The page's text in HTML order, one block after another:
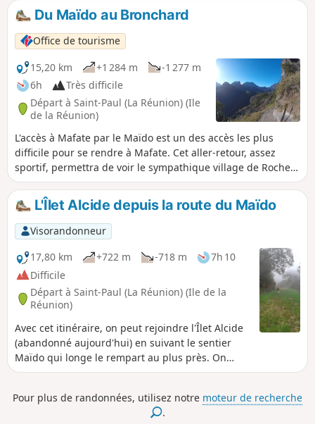
Du Maïdo au Bronchard
Office de tourisme
15,20 km
+1 284 m
-1 277 m
6h
Très difficile
Départ à Saint-Paul (La Réunion) (Ile
de la Réunion)
L'accès à Mafate par le Maïdo est un des accès les plus
difficile pour se rendre à Mafate. Cet aller-retour, assez
sportif, permettra de voir le sympathique village de Roche
Plate et d'aller plus loin que celui-ci en allant jusqu'au
Bronchard qui offre un large panorama sur les environs. Le
village de Roche Plate est typique des villages de Mafate
avec ces maisons créoles. Il est très dispersé et se compose
de deux quartiers. De nombreux gîtes sont présent sur
place.
L'Îlet Alcide depuis la route du Maïdo
Visorandonneur
17,80 km
+722 m -718 m
7h 10
Difficile
Départ à Saint-Paul (La Réunion) (Ile de la
Réunion)
Avec cet itinéraire, on peut rejoindre l'Îlet Alcide
(abandonné aujourd'hui) en suivant le sentier
Maïdo qui longe le rempart au plus près. On
pourra profiter de beaux points de vue sur
Galets tout au long de la descente. Cette partie
du sentier rempart est moins fréquentée que la
Pour plus de randonnées, utilisez notre moteur de recherche
.